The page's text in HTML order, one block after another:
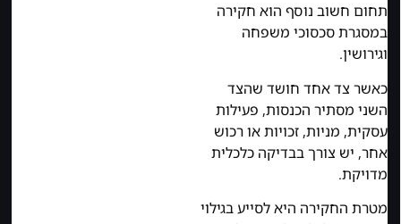
תחום חשוב נוסף הוא חקירה
במסגרת סכסוכי משפחה
וגירושין.
כאשר צד אחד חושד שהצד
השני מסתיר הכנסות, פעילות
עסקית, מניות, זכויות או רכוש
אחר, יש צורך בבדיקה כלכלית
מדויקת.
מטרת החקירה היא לסייע בגילוי